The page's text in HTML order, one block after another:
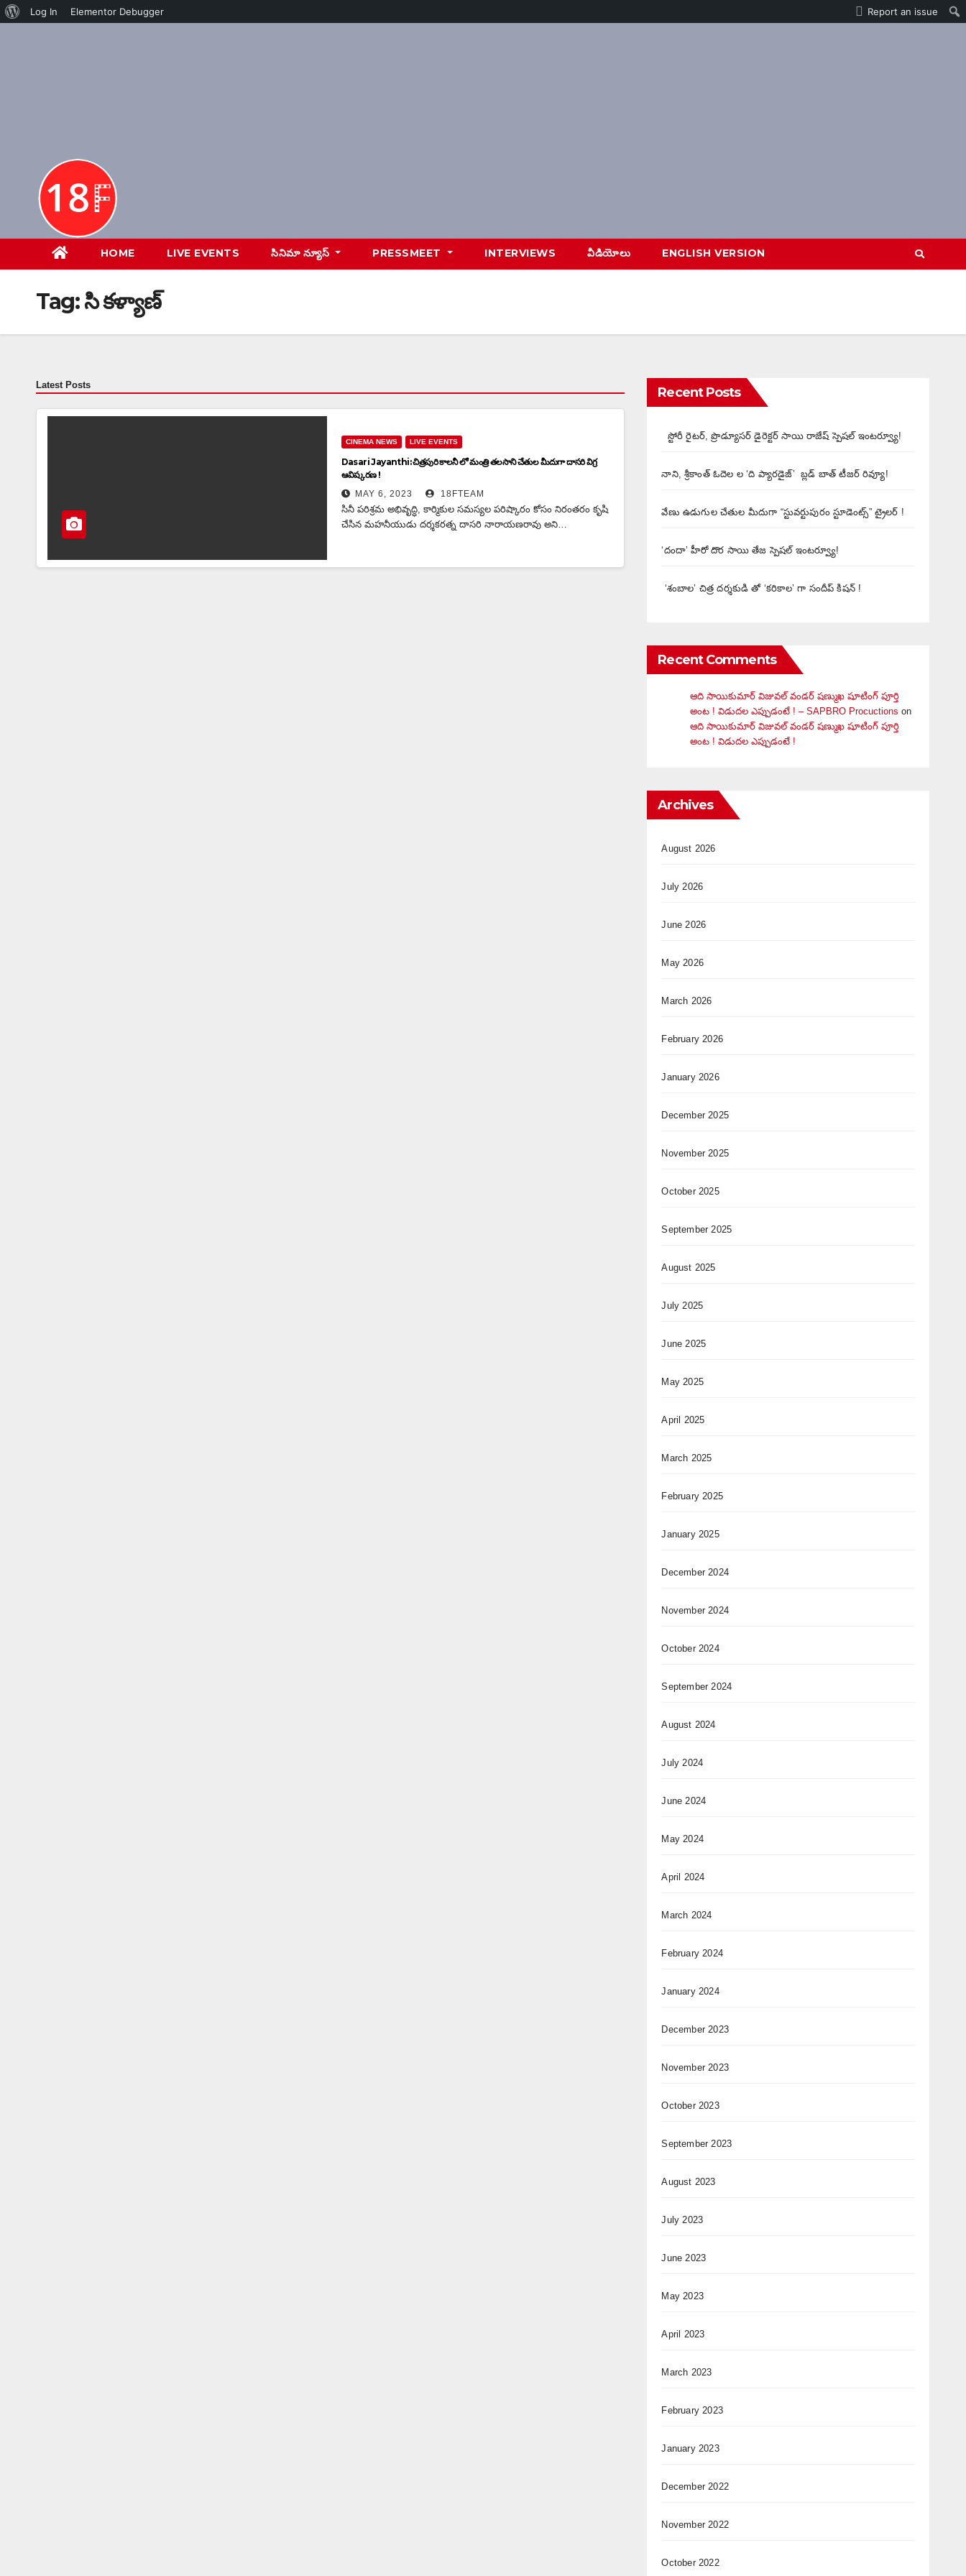
About
Log In Elementor Debugger Report an issue
HOME LIVE EVENTS సినిమా న్యూస్ PRESSMEET INTERVIEWS వీడియోలు ENGLISH VERSION
Tag:సి కళ్యాణ్
Latest Posts
CINEMA NEWS LIVE EVENTS
Dasari Jayanthi: చిత్రపురి కాలనీ లో మంత్రి తలసాని చేతుల మీదుగా దాసరి విగ్ర
ఆవిష్కరణ !
MAY 6, 2023 18FTEAM
సినీ పరిశ్రమ అభివృద్ధి, కార్మికుల సమస్యల పరిష్కారం కోసం నిరంతరం కృషి
చేసిన మహనీయుడు దర్శకరత్న దాసరి నారాయణరావు అని…
Recent Posts
స్టోరీ రైటర్, ప్రొడ్యూసర్ డైరెక్టర్ సాయి రాజేష్ స్పెషల్ ఇంటర్వ్యూ!
నాని, శ్రీకాంత్ ఓదెల ల ‘ది ప్యారడైజ్’ బ్లడ్ బాత్ టీజర్ రివ్యూ!
వేణు ఉడుగుల చేతుల మీదుగా “స్టువర్టుపురం స్టూడెంట్స్” ట్రైలర్ !
‘దందా’ హీరో దొర సాయి తేజ స్పెషల్ ఇంటర్వ్యూ!
‘శంబాల’ చిత్ర దర్శకుడి తో ‘కరికాల’ గా సందీప్ కిషన్ !
Recent Comments
ఆది సాయికుమార్ విజువ‌ల్ వండ‌ర్ ష‌ణ్ముఖ షూటింగ్ పూర్తి
అంట ! విడుదల ఎప్పుడంటే ! – SAPBRO Procuctions on
ఆది సాయికుమార్ విజువ‌ల్ వండ‌ర్ ష‌ణ్ముఖ షూటింగ్ పూర్తి
అంట ! విడుదల ఎప్పుడంటే !
Archives
August 2026
July 2026
June 2026
May 2026
March 2026
February 2026
January 2026
December 2025
November 2025
October 2025
September 2025
August 2025
July 2025
June 2025
May 2025
April 2025
March 2025
February 2025
January 2025
December 2024
November 2024
October 2024
September 2024
August 2024
July 2024
June 2024
May 2024
April 2024
March 2024
February 2024
January 2024
December 2023
November 2023
October 2023
September 2023
August 2023
July 2023
June 2023
May 2023
April 2023
March 2023
February 2023
January 2023
December 2022
November 2022
October 2022